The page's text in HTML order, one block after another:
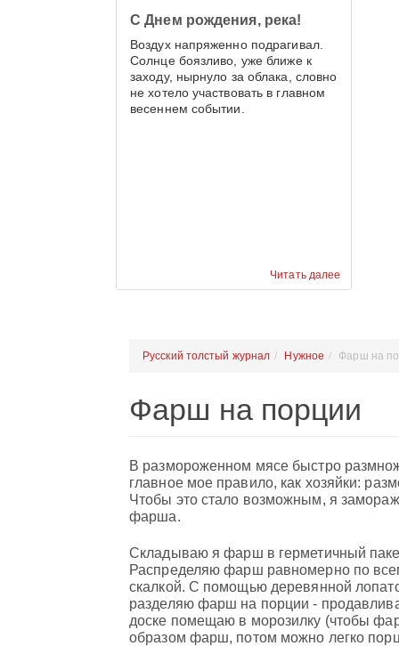
Читать далее
С Днем рождения, река!
Воздух напряженно подрагивал.
Солнце боязливо, уже ближе к
заходу, нырнуло за облака, словно
не хотело участвовать в главном
весеннем событии.
Русский толстый журнал Нужное Фарш на
Фарш на порции
В размороженном мясе быстро
главное мое правило, как хозяйки:
Чтобы это стало возможным, я
фарша.
Складываю я фарш в герметичный
Распределяю фарш равномерно по
скалкой. С помощью деревянной
разделяю фарш на порции -
доске помещаю в морозилку (чтобы
образом фарш, потом можно легко